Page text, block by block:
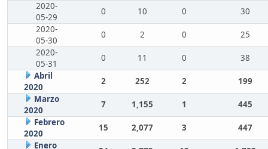
2020-
05-29
0 10 0
30
2020-
05-30
0 2 0
25
2020-
05-31
0 11 0
38
Abril
2020
2 252 2
199
Marzo
2020
7 1,155 1
445
Febrero
2020
15 2,077 3
447
Enero